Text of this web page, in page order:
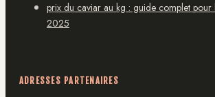
prix du caviar au kg : guide complet pour
2025
ADRESSES PARTENAIRES